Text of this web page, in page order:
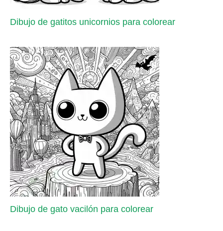
Dibujo de gatitos unicornios para colorear
Dibujo de gato vacilón para colorear